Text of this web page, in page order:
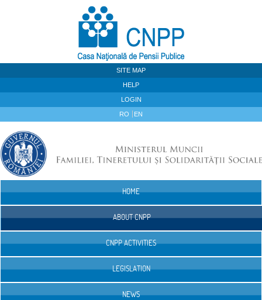
SITE MAP
HELP
LOGIN
RO EN
HOME
ABOUT CNPP
CNPP ACTIVITIES
LEGISLATION
NEWS